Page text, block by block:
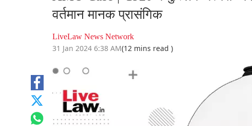
वर्तमान मानक प्रासंगिक
LiveLaw News Network
31 Jan 2024 6:38 AM(12 mins read )